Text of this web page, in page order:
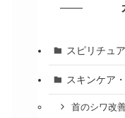
スピリチュ
スキンケア
首のシワ改